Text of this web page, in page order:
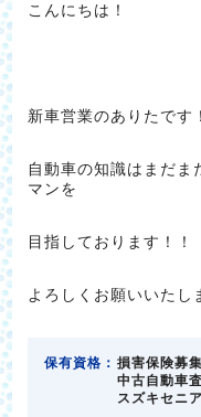
こんにちは！
新車営業のありたです！
自動車の知識はまだま
マンを
目指しております！！
よろしくお願いいたし
保有資格： 損害保険募
中古自動車
スズキセニ